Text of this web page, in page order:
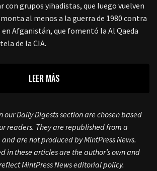
con grupos yihadistas, que luego vuelven
al menos a la guerra de 1980 contra
Afganistán, que fomentó la Al Qaeda
de la CIA.
LEER MÁS
our Daily Digests section are chosen based
readers. They are republished from a
are not produced by MintPress News.
in these articles are the author’s own and
MintPress News editorial policy.